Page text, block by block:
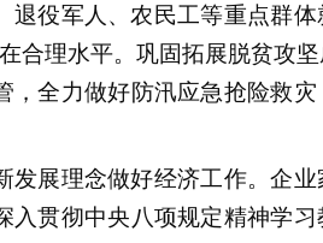
役军人、农民工等重点群
合理水平。巩固拓展脱贫攻
全力做好防汛应急抢险救
展理念做好经济工作。企业
贯彻中央八项规定精神学